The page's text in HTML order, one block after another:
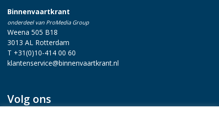
Binnenvaartkrant
onderdeel van ProMedia Group
Weena 505 B18
3013 AL Rotterdam
T +31(0)10-414 00 60
klantenservice@binnenvaartkrant.nl
Volg ons